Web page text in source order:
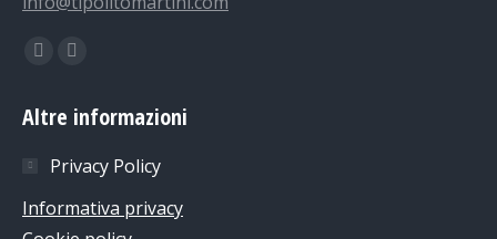
Find us on:
Facebook
opens
new
window
Instagram
opens
new
window
Altre informazioni
Privacy Policy
Informativa privacy